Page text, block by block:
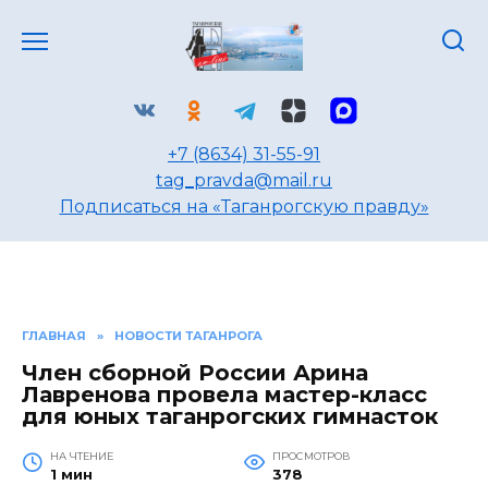
+7 (8634) 31-55-91
tag_pravda@mail.ru
Подписаться на «Таганрогскую правду»
ГЛАВНАЯ » НОВОСТИ ТАГАНРОГА
Член сборной России Арина
Лавренова провела мастер-класс
для юных таганрогских гимнасток
НА ЧТЕНИЕ
1 мин
ПРОСМОТРОВ
378